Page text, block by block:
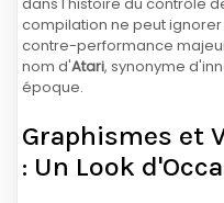
compilation ne peut
contre-performance
nom d'Atari, synonyme
époque.
Graphismes et
: Un Look